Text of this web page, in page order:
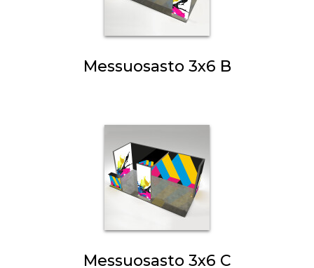
Messuosasto 3x6 B
Messuosasto 3x6 C